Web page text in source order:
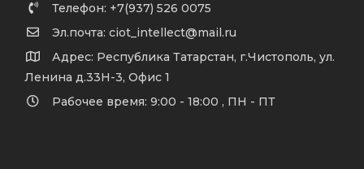
Телефон: +7(937) 526 0075
Эл.почта: ciot_intellect@mail.ru
Адрес: Республика Татарстан, г.Чистополь, ул.
Ленина д.33Н-3, Офис 1
Рабочее время: 9:00 - 18:00 , ПН - ПТ